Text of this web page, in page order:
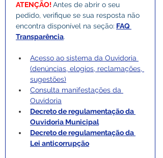
ATENÇÃO! Antes de abrir o seu
pedido, verifique se sua resposta não
encontra disponível na seção: FAQ
Transparência.
Acesso ao sistema da Ouvidoria
(denúncias, elogios, reclamações,
sugestões)
Consulta manifestações da
Ouvidoria
Decreto de regulamentação da
Ouvidoria Municipal
Decreto de regulamentação da
Lei anticorrupção